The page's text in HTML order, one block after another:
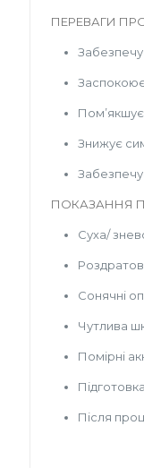
ПЕРЕВАГИ
Знижує
ПОКАЗАННЯ
Суха/
Сонячні
Чутлива
Помірні
Після